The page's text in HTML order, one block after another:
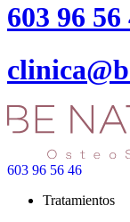
603 96 56
603 96 56 46
Tratamientos